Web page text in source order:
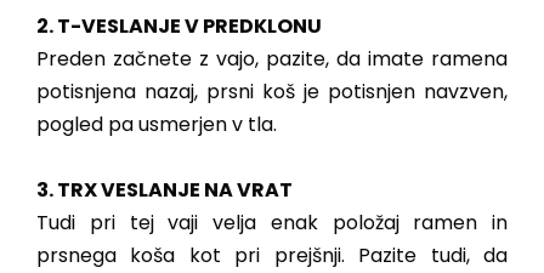
2. T-VESLANJE V PREDKLONU
Preden začnete z vajo, pazite, da imate ramena
potisnjena nazaj, prsni koš je potisnjen navzven,
pogled pa usmerjen v tla.
3. TRX VESLANJE NA VRAT
Tudi pri tej vaji velja enak položaj ramen in
prsnega koša kot pri prejšnji. Pazite tudi, da